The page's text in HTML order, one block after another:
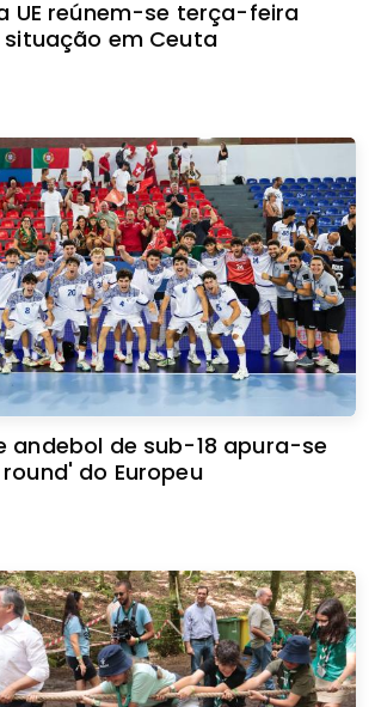
UE reúnem-se terça-feira
em Ceuta
andebol de sub-18 apura-se
do Europeu